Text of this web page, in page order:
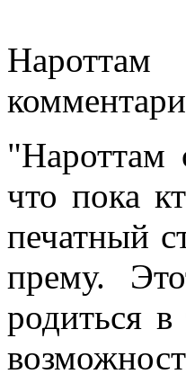
"Нароттам
что пока
печатный
прему.
родиться